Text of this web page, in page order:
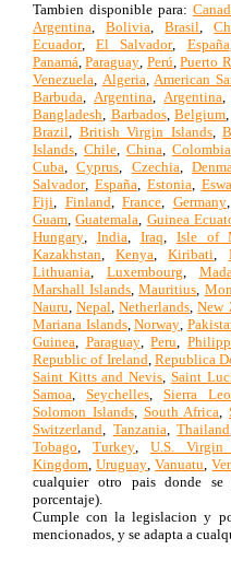
Tambien disponible para:
Argentina,Bolivia,Brasil,
Ecuador,El Salvador, España
Panamá,Paraguay, Perú,Puerto
Venezuela, Algeria,American
Barbuda,Argentina,Argentina,
Bangladesh, Barbados, Belgium,
Brazil, British Virgin Islands,
Islands, Chile, China, Colombia
Cuba,Cyprus, Czechia,
Salvador, España, Estonia,
Fiji, Finland,France, Germany
Guam,Guatemala, Guinea
Hungary, India, Iraq, Isle of
Kazakhstan,Kenya,Kiribati,
Lithuania, Luxembourg,
Marshall Islands,Mauritius,
Nauru,Nepal,Netherlands,New
Mariana Islands, Norway,
Guinea, Paraguay,Peru,
Republic of Ireland, Republica
Saint Kitts and Nevis, Saint
Samoa, Seychelles, Sierra
Solomon Islands, South Africa,
Switzerland, Tanzania,Thailand
Tobago, Turkey, U.S. Virgin
Kingdom,Uruguay,Vanuatu,
cualquier otro pais donde
porcentaje).
Cumple con la legislacion y
mencionados, y se adapta a